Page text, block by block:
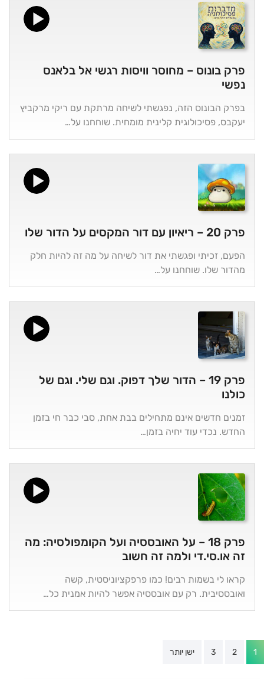
פרק בונוס – מחוסר וויסות רגשי אל בלאנס
נפשי
בפרק הבונוס הזה, נפגשתי לשיחה מרתקת עם ריקי מרקביץ
יעקבס, פסיכולוגית קלינית מומחית. שוחחנו על…
פרק 20 – ריאיון עם דור המקסים על הדור שלו
הפעם, זכיתי ופגשתי את דור לשיחה על מה זה להיות חלק
מהדור שלו. שוחחנו על…
פרק 19 – הדור שלך דפוק. וגם שלי. וגם של
כולנו
זמנים חדשים אינם מתחילים בבת אחת, סבי כבר חי בזמן
החדש. נכדי עוד יחיה בזמן…
פרק 18 – על האובססיה ועל הקומפולסיה: מה
זה או.סי.די ולמה זה חשוב
קראו לי בשמות רבים! כמו פרפקציוניסטית, קשה
ואובססיבית. רק עם אובססיה אפשר להיות אמנית כל…
Posts
pagination
1
2
3 ישן יותר